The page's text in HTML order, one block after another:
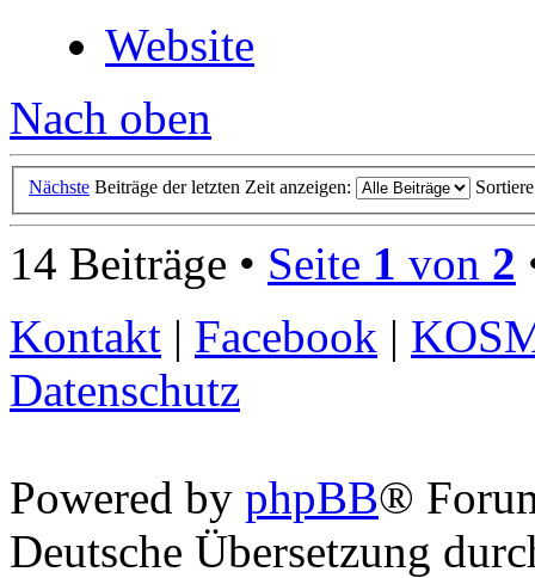
Website
Nach oben
Nächste Beiträge der letzten Zeit anzeigen:
14 Beiträge • Seite 1 von 2
Kontakt | Facebook |
Datenschutz
Powered by phpBB®
Deutsche Übersetzung